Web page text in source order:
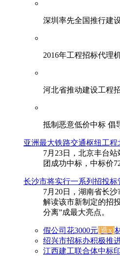
深圳率先全国推行建
2016年工程招标代理
河北省推动建设工程
抵制恶意低价中标 倡
亚洲最大铁路交通枢纽工
7月23日，北京丰台
团成功中标，中标价
长沙市将实行一系列招投标
7月20日，湖南省长
解读该市新制定的招
分离”成最大亮点。
假公司花3000元[造x]
绍兴市招标办积极推
江西建工联合体中标